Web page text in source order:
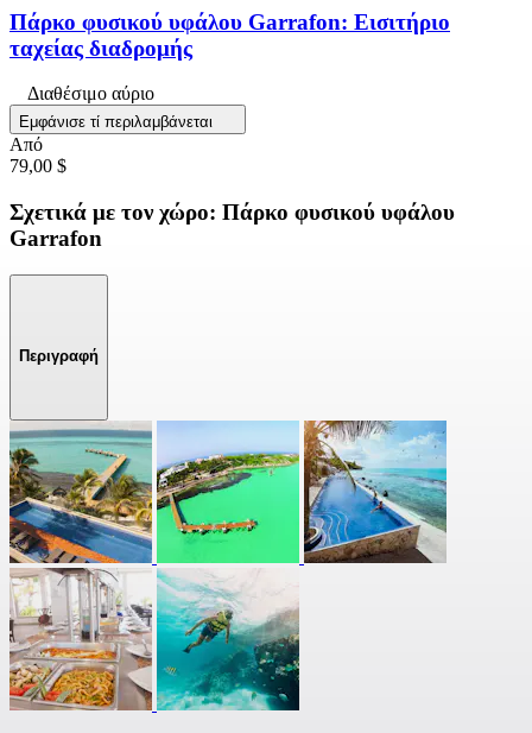
Πάρκο φυσικού υφάλου Garrafon: Εισιτήριο
ταχείας διαδρομής
Διαθέσιμο αύριο
Εμφάνισε τί περιλαμβάνεται
Από
79,00 $
Σχετικά με τον χώρο: Πάρκο φυσικού υφάλου
Garrafon
Περιγραφή